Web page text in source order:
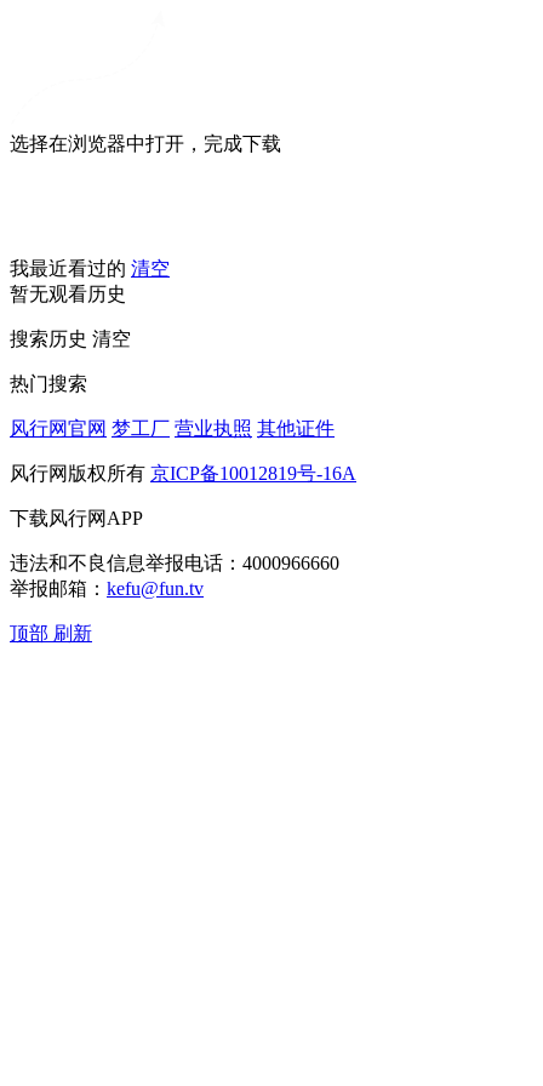
选择在浏览器中打开，完成下载
我最近看过的 清空
暂无观看历史
搜索历史 清空
热门搜索
风行网官网 梦工厂 营业执照 其他证件
风行网版权所有 京ICP备10012819号-16A
下载风行网APP
违法和不良信息举报电话：4000966660
举报邮箱： kefu@fun.tv
顶部 刷新